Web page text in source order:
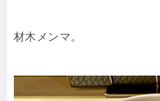
材木メンマ。